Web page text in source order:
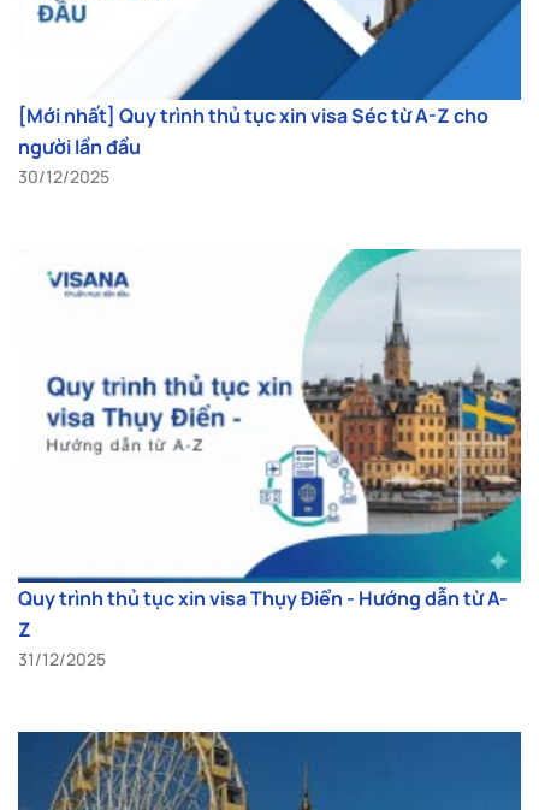
[Mới nhất] Quy trình thủ tục xin visa Séc từ A-Z cho
người lần đầu
30/12/2025
Quy trình thủ tục xin visa Thụy Điển - Hướng dẫn từ A-
Z
31/12/2025